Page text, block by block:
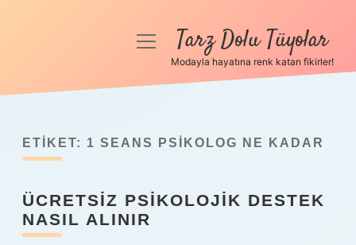
Anasayfa
Yasal Uyarı
Hakkımızda
menüyüTarz Dolu Tüyolar
Modayla hayatına renk katan fikirler!
ETIKET: 1 SEANS PSIKOLOG NE KADAR
ÜCRETSIZ PSIKOLOJIK DESTEK
NASIL ALINIR